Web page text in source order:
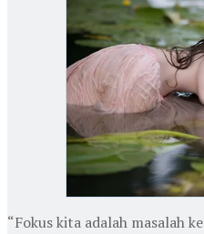
“Fokus kita adalah masalah